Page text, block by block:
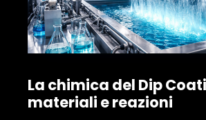
La chimica del Dip
materiali e reazioni